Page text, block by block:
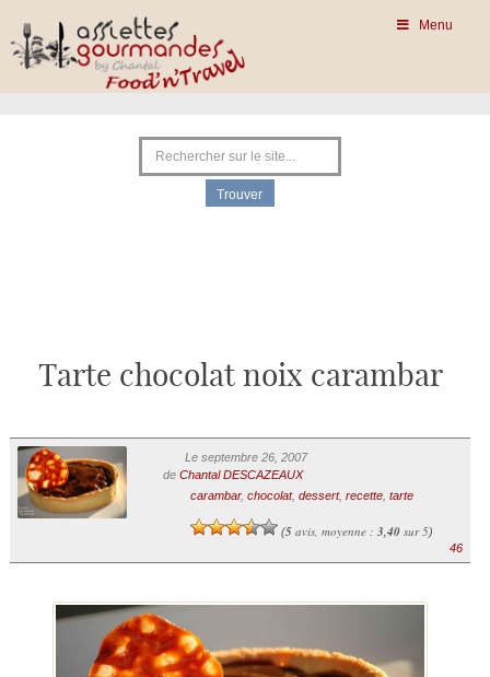
Menu
Tarte chocolat noix carambar
Le septembre 26, 2007
de Chantal DESCAZEAUX
carambar, chocolat, dessert, recette, tarte
(5avis, moyenne : 3,40sur 5)
46